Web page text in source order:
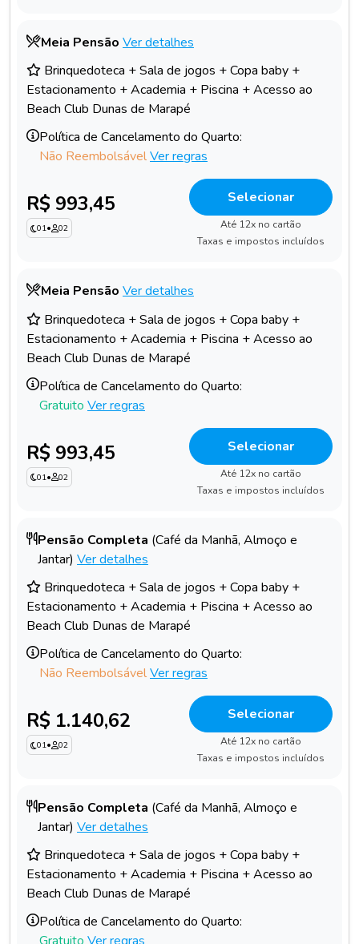
Meia Pensão Ver detalhes
Brinquedoteca + Sala de jogos + Copa baby +
Estacionamento + Academia + Piscina + Acesso ao
Beach Club Dunas de Marapé
Política de Cancelamento do Quarto:
Não ReembolsávelVer regras
R$ 993,45
01• 02
Selecionar
Até 12x no cartão
Taxas e impostos incluídos
Meia Pensão Ver detalhes
Brinquedoteca + Sala de jogos + Copa baby +
Estacionamento + Academia + Piscina + Acesso ao
Beach Club Dunas de Marapé
Política de Cancelamento do Quarto:
Gratuito Ver regras
R$ 993,45
01• 02
Selecionar
Até 12x no cartão
Taxas e impostos incluídos
Pensão Completa (Café da Manhã, Almoço e
Jantar) Ver detalhes
Brinquedoteca + Sala de jogos + Copa baby +
Estacionamento + Academia + Piscina + Acesso ao
Beach Club Dunas de Marapé
Política de Cancelamento do Quarto:
Não ReembolsávelVer regras
R$ 1.140,62
01• 02
Selecionar
Até 12x no cartão
Taxas e impostos incluídos
Pensão Completa (Café da Manhã, Almoço e
Jantar) Ver detalhes
Brinquedoteca + Sala de jogos + Copa baby +
Estacionamento + Academia + Piscina + Acesso ao
Beach Club Dunas de Marapé
Política de Cancelamento do Quarto: